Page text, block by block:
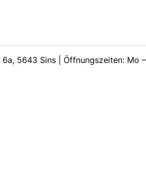
5643 Sins | Öffnungszeiten: